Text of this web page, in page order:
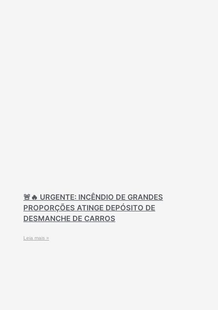
🚨🔥 URGENTE: INCÊNDIO DE GRANDES
PROPORÇÕES ATINGE DEPÓSITO DE
DESMANCHE DE CARROS
Leia mais »